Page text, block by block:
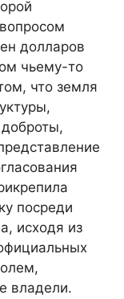
долларов
чьему-то
что земля
посреди
исходя из
владели.